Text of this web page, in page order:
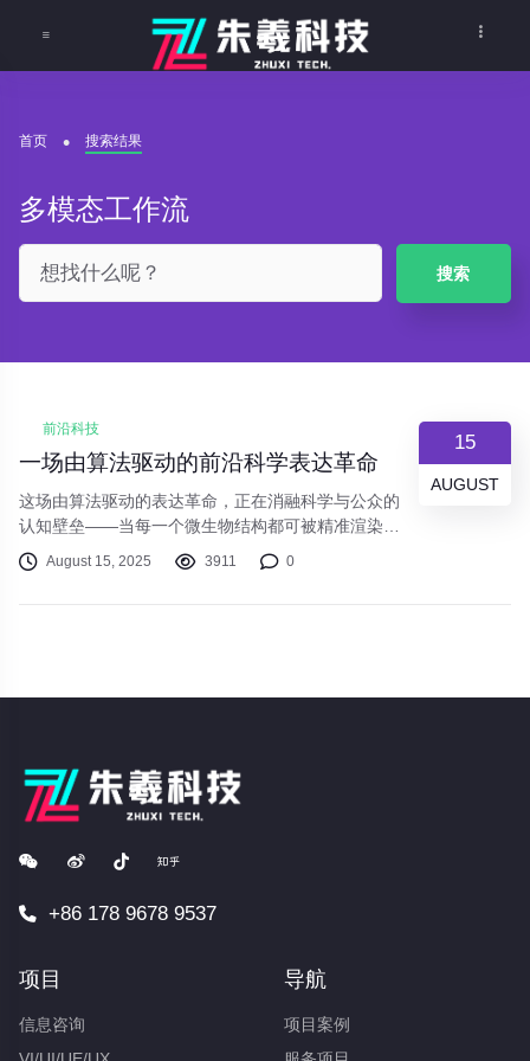
首页 搜索结果
多模态工作流
搜索
15
AUGUST
前沿科技
一场由算法驱动的前沿科学表达革命
这场由算法驱动的表达革命，正在消融科学与公众的
认知壁垒——当每一个微生物结构都可被精准渲染，
每一篇论文都能自动转化为视频，知识的民主化从未
如此接近现实。
August 15, 2025 3911 0
+86 178 9678 9537
项目
信息咨询
导航
项目案例